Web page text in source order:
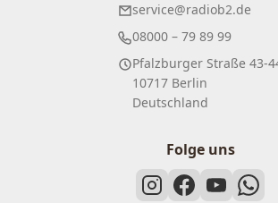
service@radiob2.de
08000 – 79 89 99
Pfalzburger Straße 43-
10717 Berlin
Deutschland
Folge uns